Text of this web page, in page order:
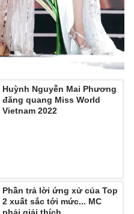
Huỳnh Nguyễn Mai Phương
đăng quang Miss World
Vietnam 2022
Phần trả lời ứng xử của Top
2 xuất sắc tới mức... MC